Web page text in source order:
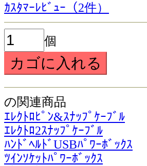
ｶｽﾀﾏｰﾚﾋﾞｭｰ（2件）
個
の関連商品
ｴﾚｸﾄﾛﾋﾟﾝ&ｽﾅｯﾌﾟｹｰﾌﾞﾙ
ｴﾚｸﾄﾛ2ｽﾅｯﾌﾟｹｰﾌﾞﾙ
ﾊﾝﾄﾞﾍﾙﾄﾞUSBﾊﾟﾜｰﾎﾞｯｸｽ
ﾂｲﾝｿｹｯﾄﾊﾟﾜｰﾎﾞｯｸｽ